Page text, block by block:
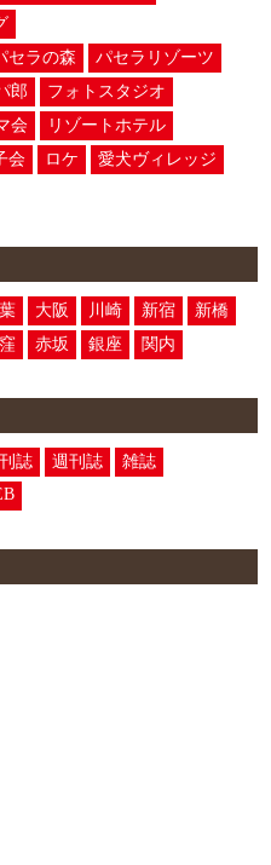
セラの森
パセラリゾーツ
郎
フォトスタジオ
会
リゾートホテル
会 ロケ
愛犬ヴィレッジ
大阪 川崎 新宿
新橋
赤坂 銀座 関内
誌 週刊誌
雑誌